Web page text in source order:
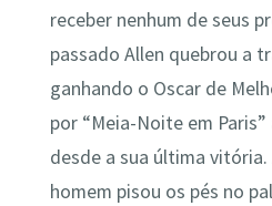
receber nenhum de seus
passado Allen quebrou a
ganhando o Oscar de
por “Meia-Noite em
desde a sua última vitória.
homem pisou os pés no